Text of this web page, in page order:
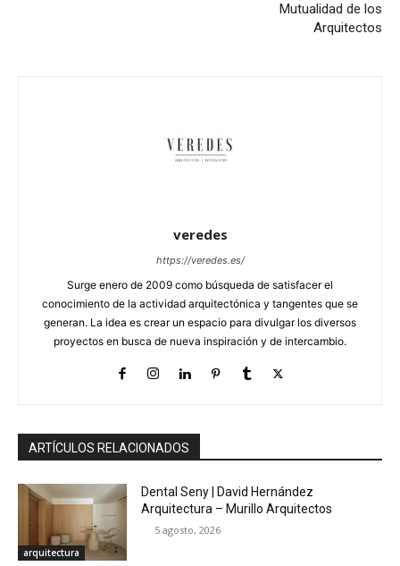
Mutualidad de los
Arquitectos
veredes
https://veredes.es/
Surge enero de 2009 como búsqueda de satisfacer el
conocimiento de la actividad arquitectónica y tangentes que se
generan. La idea es crear un espacio para divulgar los diversos
proyectos en busca de nueva inspiración y de intercambio.
ARTÍCULOS RELACIONADOS
arquitectura
Dental Seny | David Hernández
Arquitectura – Murillo Arquitectos
5 agosto, 2026